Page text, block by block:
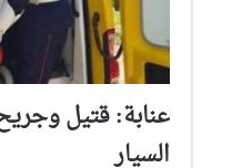
عنابة: قتيل
السيار